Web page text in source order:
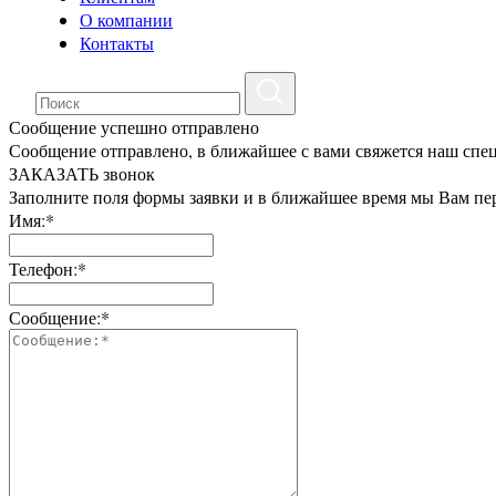
О компании
Контакты
Сообщение успешно отправлено
Сообщение отправлено, в ближайшее с вами свяжется наш
ЗАКАЗАТЬ звонок
Заполните поля формы заявки и в ближайшее время мы Вам
Имя:*
Телефон:*
Сообщение:*